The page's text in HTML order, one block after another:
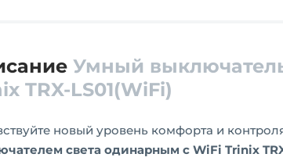
Умный
TRX-LS01(WiFi)
новый уровень комфорта и
света одинарным с WiFi Trinix